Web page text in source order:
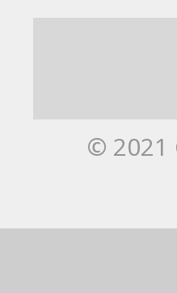
© 2021